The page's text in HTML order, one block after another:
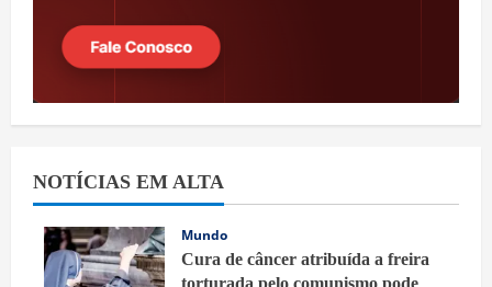
NOTÍCIAS EM ALTA
Mundo
Cura de câncer atribuída a freira
torturada pelo comunismo pode